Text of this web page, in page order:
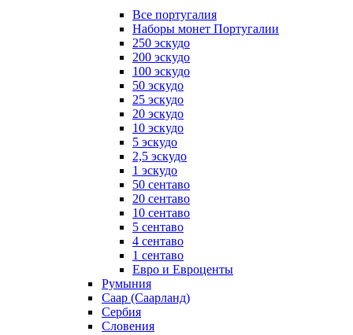
Все португалия
Наборы монет Португалии
250 эскудо
200 эскудо
100 эскудо
50 эскудо
25 эскудо
20 эскудо
10 эскудо
5 эскудо
2,5 эскудо
1 эскудо
50 сентаво
20 сентаво
10 сентаво
5 сентаво
4 сентаво
1 сентаво
Евро и Евроценты
Румыния
Саар (Саарланд)
Сербия
Словения